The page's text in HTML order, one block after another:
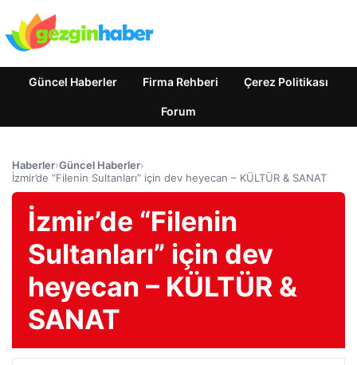
Güncel Haberler Firma Rehberi Çerez Politikası
Forum
Haberler›Güncel Haberler›
İzmir’de “Filenin Sultanları” için dev heyecan – KÜLTÜR & SANAT
İzmir’de “Filenin
Sultanları” için dev
heyecan – KÜLTÜR &
SANAT